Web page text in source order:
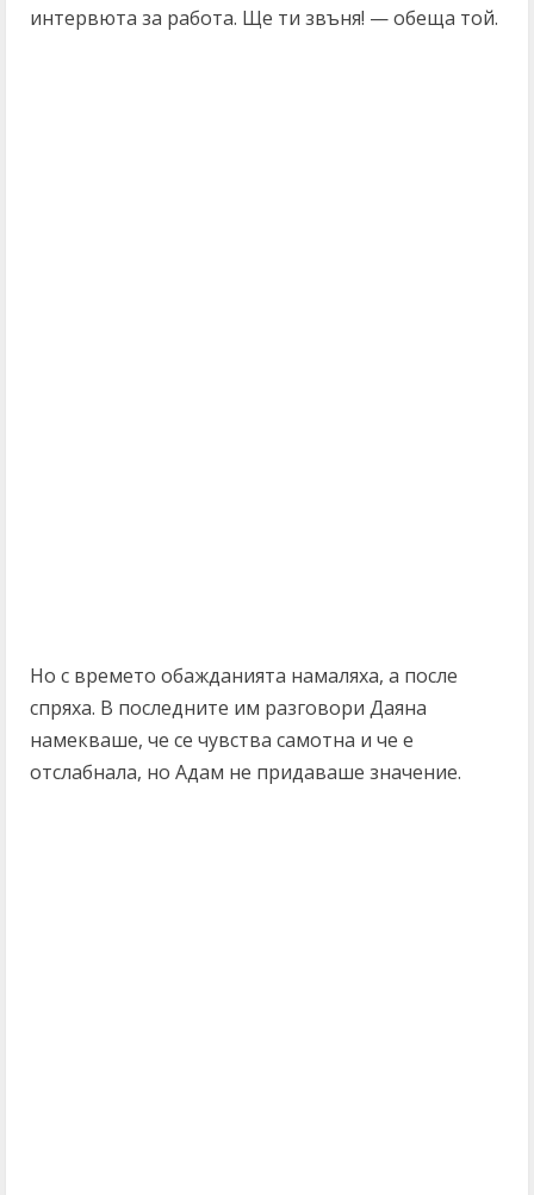
интервюта за работа. Ще ти звъня! — обеща той.
Но с времето обажданията намаляха, а после
спряха. В последните им разговори Даяна
намекваше, че се чувства самотна и че е
отслабнала, но Адам не придаваше значение.